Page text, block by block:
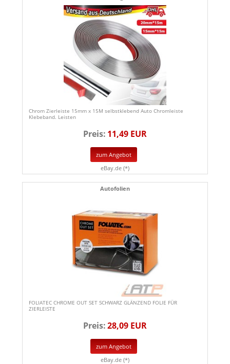
Chrom Zierleiste 15mm x 15M selbstklebend Auto Chromleiste
Klebeband. Leisten
Preis: 11,49 EUR
zum Angebot
eBay.de (*)
Autofolien
FOLIATEC CHROME OUT SET SCHWARZ GLÄNZEND FOLIE FÜR
ZIERLEISTE
Preis:28,09 EUR
zum Angebot
eBay.de (*)